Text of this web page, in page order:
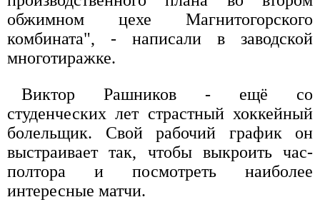
обжимном цехе Магнитогорского
комбината", - написали в заводской
многотиражке.
Виктор Рашников - ещё со
студенческих лет страстный хоккейный
болельщик. Свой рабочий график он
выстраивает так, чтобы выкроить час-
полтора и посмотреть наиболее
интересные матчи.